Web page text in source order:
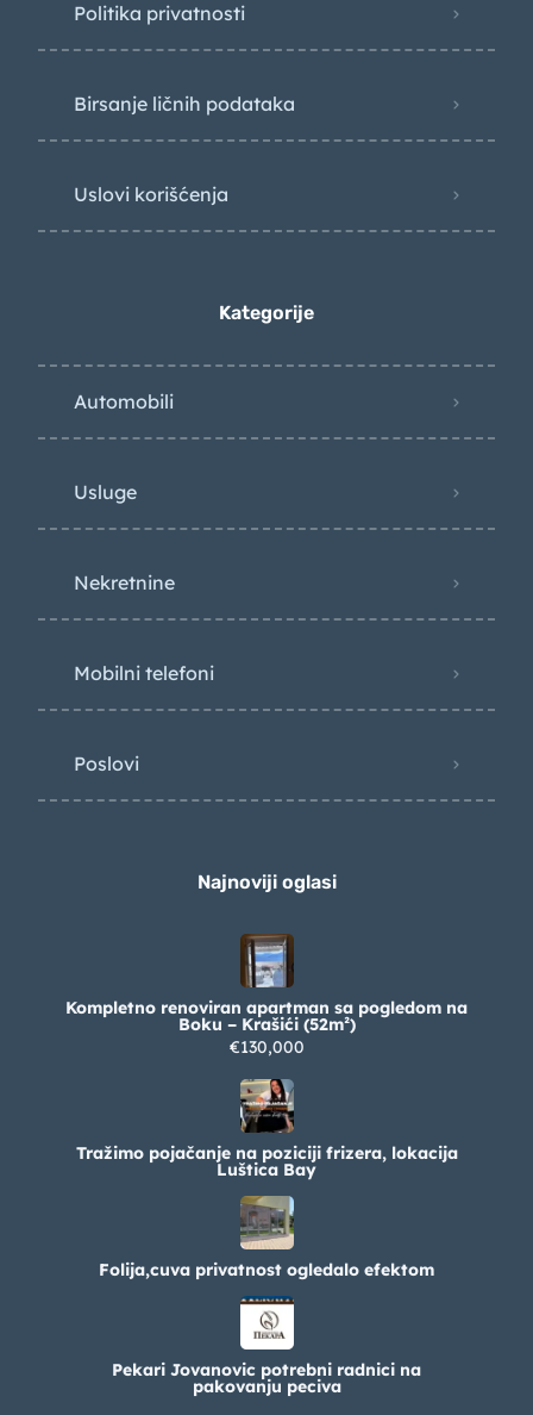
Politika privatnosti
Birsanje ličnih podataka
Uslovi korišćenja
Kategorije
Automobili
Usluge
Nekretnine
Mobilni telefoni
Poslovi
Najnoviji oglasi
Kompletno renoviran apartman sa pogledom na
Boku – Krašići (52m²)
€130,000
Tražimo pojačanje na poziciji frizera, lokacija
Luštica Bay
Folija,cuva privatnost ogledalo efektom
Pekari Jovanovic potrebni radnici na
pakovanju peciva